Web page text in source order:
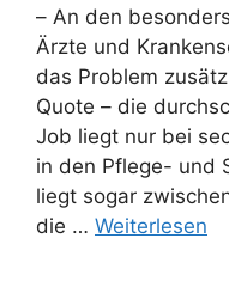
– An den
Ärzte und
das Problem
Quote – die
Job liegt nur bei
in den Pflege- und
liegt sogar
die … Weiterlesen